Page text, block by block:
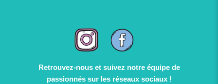
Retrouvez-nous et suivez notre équipe de
passionnés sur les réseaux sociaux !